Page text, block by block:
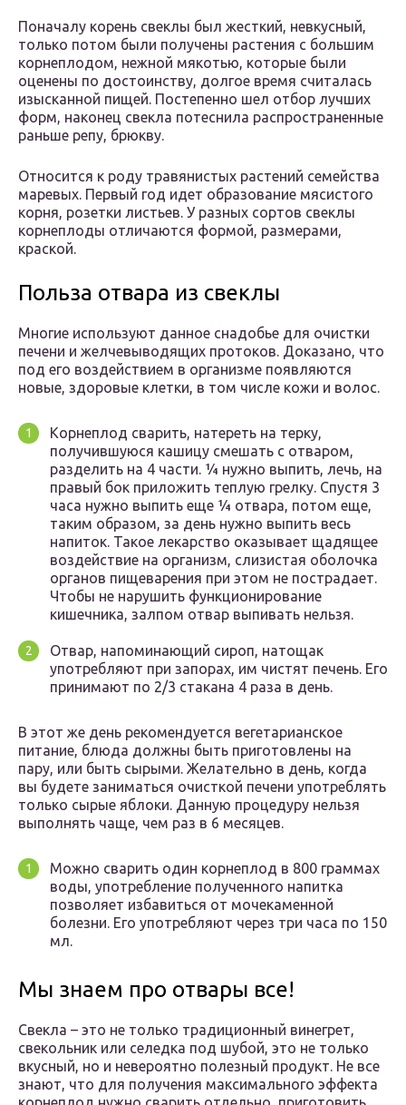
Поначалу корень свеклы был жесткий, невкусный,
только потом были получены растения с большим
корнеплодом, нежной мякотью, которые были
оценены по достоинству, долгое время считалась
изысканной пищей. Постепенно шел отбор лучших
форм, наконец свекла потеснила распространенные
раньше репу, брюкву.
Относится к роду травянистых растений семейства
маревых. Первый год идет образование мясистого
корня, розетки листьев. У разных сортов свеклы
корнеплоды отличаются формой, размерами,
краской.
Польза отвара из свеклы
Многие используют данное снадобье для очистки
печени и желчевыводящих протоков. Доказано, что
под его воздействием в организме появляются
новые, здоровые клетки, в том числе кожи и волос.
Корнеплод сварить, натереть на терку,
получившуюся кашицу смешать с отваром,
разделить на 4 части. ¼ нужно выпить, лечь, на
правый бок приложить теплую грелку. Спустя 3
часа нужно выпить еще ¼ отвара, потом еще,
таким образом, за день нужно выпить весь
напиток. Такое лекарство оказывает щадящее
воздействие на организм, слизистая оболочка
органов пищеварения при этом не пострадает.
Чтобы не нарушить функционирование
кишечника, залпом отвар выпивать нельзя.
Отвар, напоминающий сироп, натощак
употребляют при запорах, им чистят печень. Его
принимают по 2/3 стакана 4 раза в день.
В этот же день рекомендуется вегетарианское
питание, блюда должны быть приготовлены на
пару, или быть сырыми. Желательно в день, когда
вы будете заниматься очисткой печени употреблять
только сырые яблоки. Данную процедуру нельзя
выполнять чаще, чем раз в 6 месяцев.
Можно сварить один корнеплод в 800 граммах
воды, употребление полученного напитка
позволяет избавиться от мочекаменной
болезни. Его употребляют через три часа по 150
мл.
Мы знаем про отвары все!
Свекла – это не только традиционный винегрет,
свекольник или селедка под шубой, это не только
вкусный, но и невероятно полезный продукт. Не все
знают, что для получения максимального эффекта